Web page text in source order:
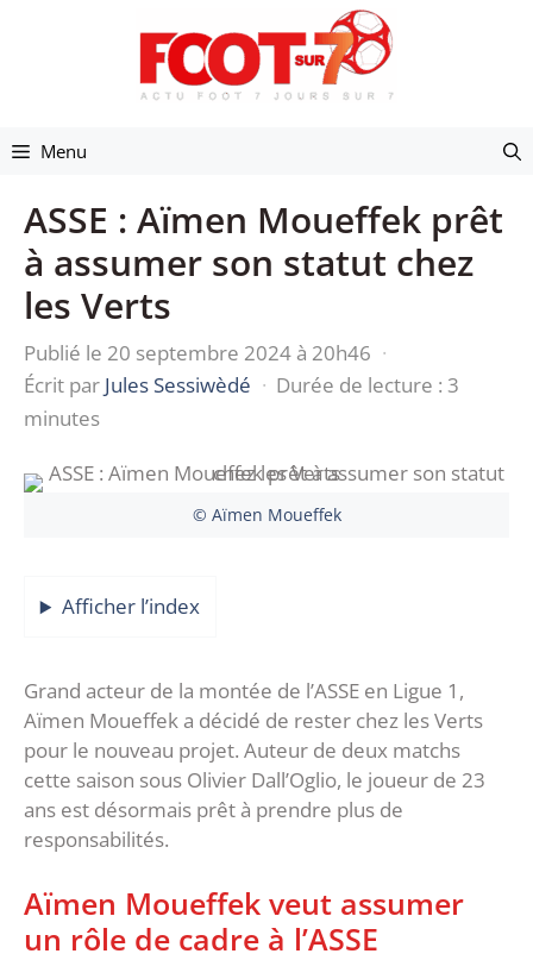
Menu
ASSE : Aïmen Moueffek prêt
à assumer son statut chez
les Verts
Publié le 20 septembre 2024 à 20h46 ·
Écrit par Jules Sessiwèdé · Durée de lecture : 3
minutes
© Aïmen Moueffek
Afficher l’index
Grand acteur de la montée de l’ASSE en Ligue 1,
Aïmen Moueffek a décidé de rester chez les Verts
pour le nouveau projet. Auteur de deux matchs
cette saison sous Olivier Dall’Oglio, le joueur de 23
ans est désormais prêt à prendre plus de
responsabilités.
Aïmen Moueffek veut assumer
un rôle de cadre à l’ASSE